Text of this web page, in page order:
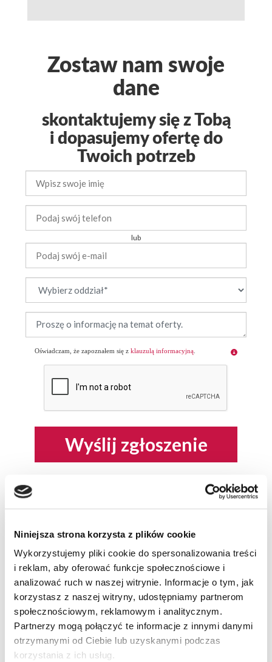
Niniejsza strona korzysta z plików cookie
Wykorzystujemy pliki cookie do spersonalizowania treści
i reklam, aby oferować funkcje społecznościowe i
analizować ruch w naszej witrynie. Informacje o tym, jak
korzystasz z naszej witryny, udostępniamy partnerom
społecznościowym, reklamowym i analitycznym.
Partnerzy mogą połączyć te informacje z innymi danymi
otrzymanymi od Ciebie lub uzyskanymi podczas
korzystania z ich usług.
Zostaw nam swoje
dane
skontaktujemy się z Tobą
i dopasujemy ofertę do
Twoich potrzeb
lub
Oświadczam, że zapoznałem się z klauzulą informacyjną
Wyślij zgłoszenie
OFERTY SPECJALNE
UMÓW SIĘ DO SERWISU
ZAPRASZAMY DO KONTAKTU Z SERWISEM ... >